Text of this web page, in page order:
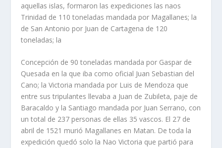
aquellas islas, formaron las expediciones las naos
Trinidad de 110 toneladas mandada por Magallanes; la
de San Antonio por Juan de Cartagena de 120
toneladas; la
Concepción de 90 toneladas mandada por Gaspar de
Quesada en la que iba como oficial Juan Sebastian del
Cano; la Victoria mandada por Luis de Mendoza que
entre sus tripulantes llevaba a Juan de Zubileta, paje de
Baracaldo y la Santiago mandada por Juan Serrano, con
un total de 237 personas de ellas 35 vascos. El 27 de
abril de 1521 murió Magallanes en Matan. De toda la
expedición quedó solo la Nao Victoria que partió para